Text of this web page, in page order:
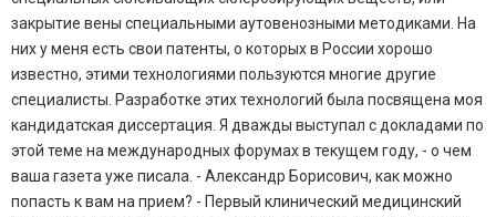
закрытие вены специальными аутовенозными методиками. На
них у меня есть свои патенты, о которых в России хорошо
известно, этими технологиями пользуются многие другие
специалисты. Разработке этих технологий была посвящена моя
кандидатская диссертация. Я дважды выступал с докладами по
этой теме на международных форумах в текущем году, - о чем
ваша газета уже писала. - Александр Борисович, как можно
попасть к вам на прием? - Первый клинический медицинский